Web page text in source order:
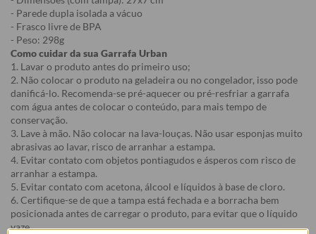
- Parede dupla isolada a vácuo
- Frasco livre de BPA
- Peso: 298g
Como cuidar da sua Garrafa Urban
1. Lavar o produto antes do primeiro uso;
2. Não colocar o produto na geladeira ou no congelador, isso pode
danificá-lo. Recomenda-se pré-aquecer ou pré-resfriar a garrafa
com água antes de colocar o conteúdo, para mais tempo de
conservação.
3. Lave à mão. Não colocar na lava-louças. Não usar esponjas muito
abrasivas ao lavar, risco de arranhar a estampa.
4. Evitar contato com objetos pontiagudos e ásperos com risco de
arranhar a estampa.
5. Evitar contato com acetona, álcool e líquidos à base de cloro.
6. Certifique-se de que a tampa está fechada e a borracha bem
posicionada antes de carregar o produto, para evitar que o líquido
vaze.